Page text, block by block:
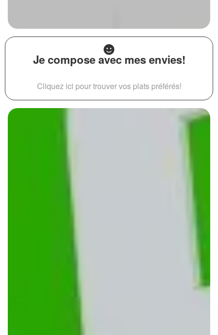
Je compose avec mes envies!
Cliquez ici pour trouver vos plats préférés!